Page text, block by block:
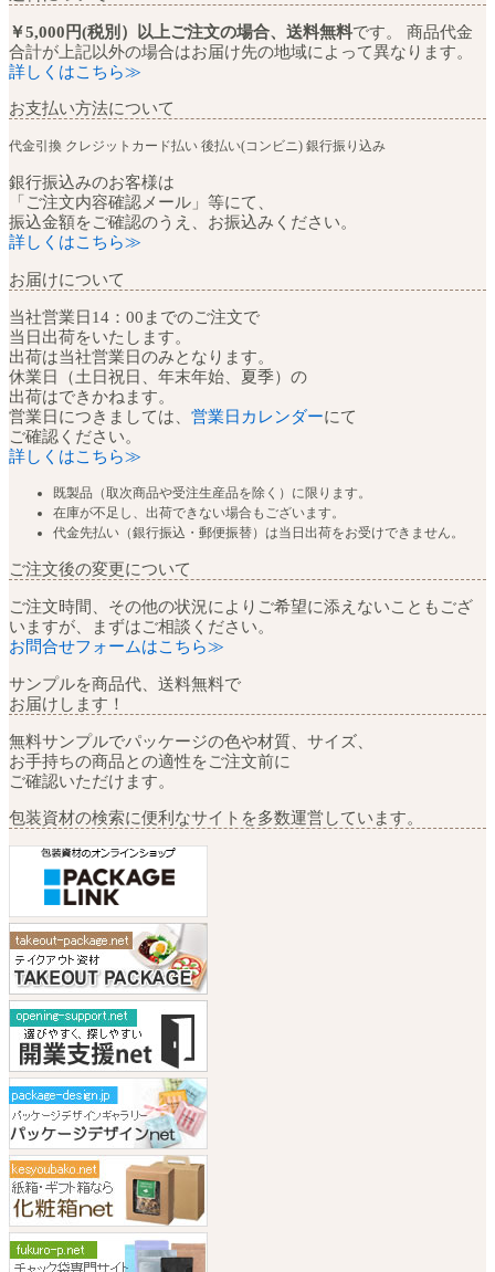
￥5,000円(税別）以上ご注文の場合、送料無料です。 商品代金
合計が上記以外の場合はお届け先の地域によって異なります。
詳しくはこちら≫
お支払い方法について
代金引換 クレジットカード払い 後払い(コンビニ) 銀行振り込み
銀行振込みのお客様は
「ご注文内容確認メール」等にて、
振込金額をご確認のうえ、お振込みください。
詳しくはこちら≫
お届けについて
当社営業日14：00までのご注文で
当日出荷をいたします。
出荷は当社営業日のみとなります。
休業日（土日祝日、年末年始、夏季）の
出荷はできかねます。
営業日につきましては、 営業日カレンダーにて
ご確認ください。
詳しくはこちら≫
既製品（取次商品や受注生産品を除く）に限ります。
在庫が不足し、出荷できない場合もございます。
代金先払い（銀行振込・郵便振替）は当日出荷をお受けできません。
ご注文後の変更について
ご注文時間、その他の状況によりご希望に添えないこともござ
いますが、まずはご相談ください。
お問合せフォームはこちら≫
サンプルを商品代、送料無料で
お届けします！
無料サンプルでパッケージの色や材質、サイズ、
お手持ちの商品との適性をご注文前に
ご確認いただけます。
包装資材の検索に便利なサイトを多数運営しています。